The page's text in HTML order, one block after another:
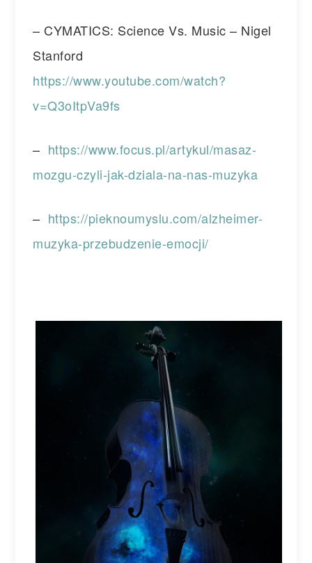
– CYMATICS: Science Vs. Music – Nigel
Stanford
https://www.youtube.com/watch?
v=Q3oItpVa9fs
– https://www.focus.pl/artykul/masaz-
mozgu-czyli-jak-dziala-na-nas-muzyka
– https://pieknoumyslu.com/alzheimer-
muzyka-przebudzenie-emocji/